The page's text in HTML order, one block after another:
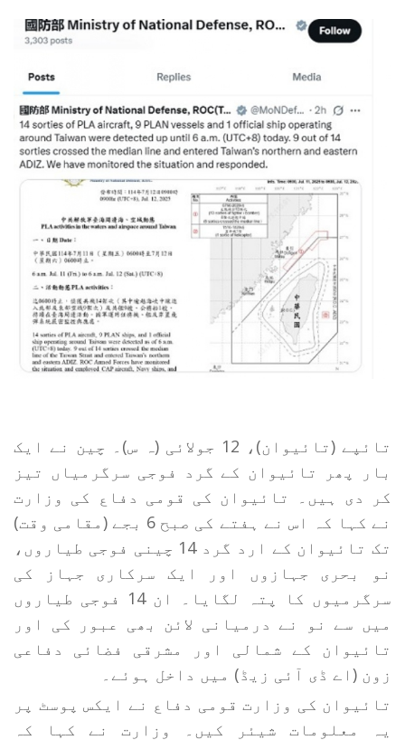
تائپے (تائیوان)، 12 جولائی (ہ س)۔ چین نے ایک
بار پھر تائیوان کے گرد فوجی سرگرمیاں تیز
کر دی ہیں۔ تائیوان کی قومی دفاع کی وزارت
نے کہا کہ اس نے ہفتے کی صبح 6 بجے (مقامی وقت)
تک تائیوان کے ارد گرد 14 چینی فوجی طیاروں،
نو بحری جہازوں اور ایک سرکاری جہاز کی
سرگرمیوں کا پتہ لگایا۔ ان 14 فوجی طیاروں
میں سے نو نے درمیانی لائن بھی عبور کی اور
تائیوان کے شمالی اور مشرقی فضائی دفاعی
زون (اے ڈی آئی زیڈ) میں داخل ہوئے۔
تائیوان کی وزارت قومی دفاع نے ایکس پوسٹ پر
یہ معلومات شیئر کیں۔ وزارت نے کہا کہ